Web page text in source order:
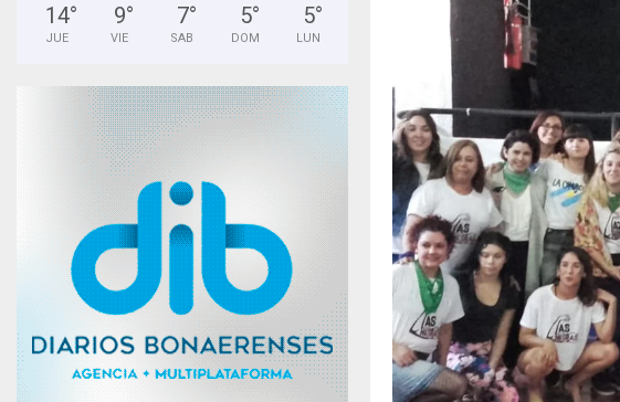
14°
JUE
9°
VIE
7°
SAB
5°
DOM
5°
LUN